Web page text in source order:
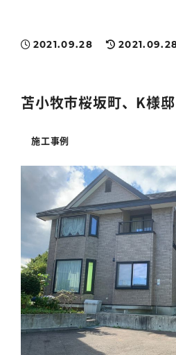
2021.09.28
苫小牧市桜坂町、K様邸
施工事例